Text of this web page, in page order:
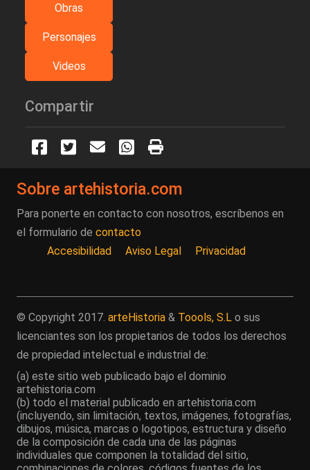
Obras
Personajes
Videos
Compartir
Sobre artehistoria.com
Para ponerte en contacto con nosotros, escríbenos en
el formulario de contacto
Accesibilidad
Aviso Legal Privacidad
© Copyright 2017. arteHistoria & Toools, S.L o sus
licenciantes son los propietarios de todos los derechos
de propiedad intelectual e industrial de:
(a) este sitio web publicado bajo el dominio
artehistoria.com
(b) todo el material publicado en artehistoria.com
(incluyendo, sin limitación, textos, imágenes, fotografías,
dibujos, música, marcas o logotipos, estructura y diseño
de la composición de cada una de las páginas
individuales que componen la totalidad del sitio,